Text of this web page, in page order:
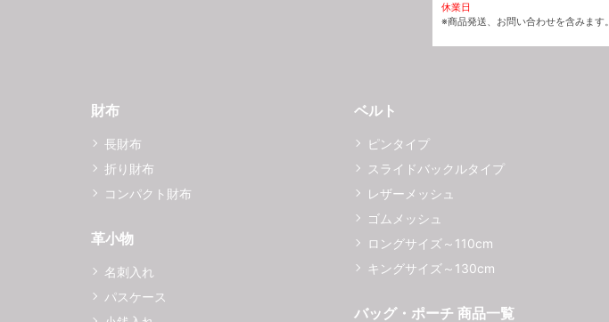
休業日
※商品発送、お問い合わせを含みます。
財布
長財布
折り財布
コンパクト財布
革小物
名刺入れ
パスケース
ベルト
ピンタイプ
スライドバックルタイプ
レザーメッシュ
ゴムメッシュ
ロングサイズ～110cm
キングサイズ～130cm
バッグ・ポーチ 商品一覧